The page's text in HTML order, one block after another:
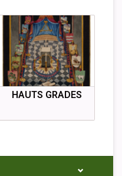
HAUTS GRADES